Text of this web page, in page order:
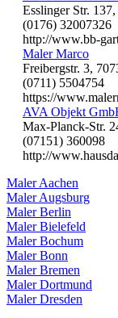
Esslinger Str.
(0176) 32007326
http://www.bb-
Maler Marco
Freibergstr. 3,
(0711) 5504754
https://
AVA Objekt
Max-Planck-Str.
(07151) 360098
http://
Maler Aachen
Maler Augsburg
Maler Berlin
Maler Bielefeld
Maler Bochum
Maler Bonn
Maler Bremen
Maler Dortmund
Maler Dresden